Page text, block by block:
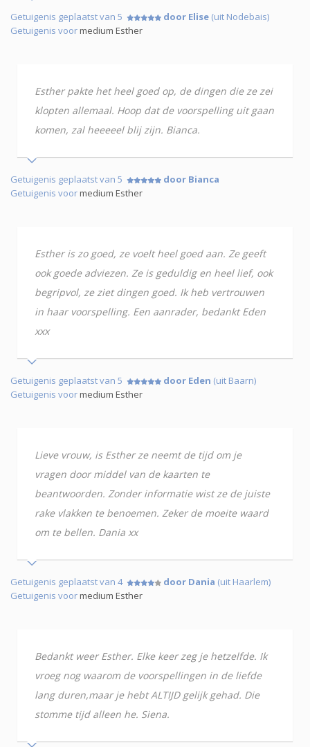
Getuigenis geplaatst van 5 door Elise (uit Nodebais)
Getuigenis voormedium Esther
Esther pakte het heel goed op, de dingen die ze zei
klopten allemaal. Hoop dat de voorspelling uit gaan
komen, zal heeeeel blij zijn. Bianca.
Getuigenis geplaatst van 5
door Bianca
Getuigenis voormedium Esther
Esther is zo goed, ze voelt heel goed aan. Ze geeft
ook goede adviezen. Ze is geduldig en heel lief, ook
begripvol, ze ziet dingen goed. Ik heb vertrouwen
in haar voorspelling. Een aanrader, bedankt Eden
xxx
Getuigenis geplaatst van 5 door Eden (uit Baarn)
Getuigenis voormedium Esther
Lieve vrouw, is Esther ze neemt de tijd om je
vragen door middel van de kaarten te
beantwoorden. Zonder informatie wist ze de juiste
rake vlakken te benoemen. Zeker de moeite waard
om te bellen. Dania xx
Getuigenis geplaatst van 4 door Dania (uit Haarlem)
Getuigenis voormedium Esther
Bedankt weer Esther. Elke keer zeg je hetzelfde. Ik
vroeg nog waarom de voorspellingen in de liefde
lang duren,maar je hebt ALTIJD gelijk gehad. Die
stomme tijd alleen he. Siena.